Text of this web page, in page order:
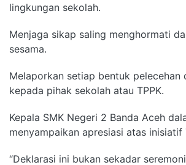
lingkungan sekolah.
Menjaga sikap saling menghormati
sesama.
Melaporkan setiap bentuk pelecehan
kepada pihak sekolah atau TPPK.
Kepala SMK Negeri 2 Banda Aceh
menyampaikan apresiasi atas inisiatif
“Deklarasi ini bukan sekadar